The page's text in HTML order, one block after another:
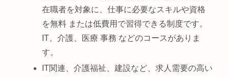
在職者を対象に、仕事に必要なスキルや資格
を無料 または低費用で習得できる制度です。
IT、介護、医療 事務 などのコースがありま
す。
IT関連、介護福祉、建設など、求人需要の高い